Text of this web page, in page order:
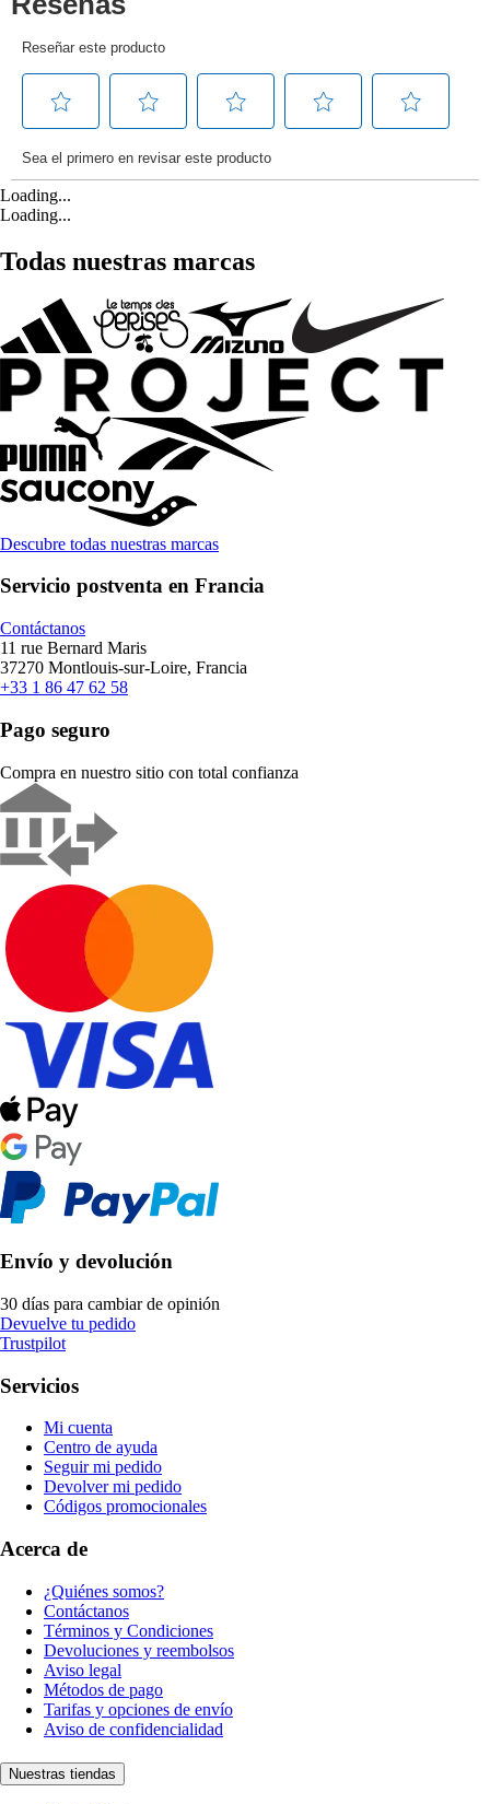
Loading...
Loading...
Todas nuestras marcas
Descubre todas nuestras marcas
Servicio postventa en Francia
Contáctanos
11 rue Bernard Maris
37270 Montlouis-sur-Loire, Francia
+33 1 86 47 62 58
Pago seguro
Compra en nuestro sitio con total confianza
Envío y devolución
30 días para cambiar de opinión
Devuelve tu pedido
Trustpilot
Servicios
Mi cuenta
Centro de ayuda
Seguir mi pedido
Devolver mi pedido
Códigos promocionales
Acerca de
¿Quiénes somos?
Contáctanos
Términos y Condiciones
Devoluciones y reembolsos
Aviso legal
Métodos de pago
Tarifas y opciones de envío
Aviso de confidencialidad
Nuestras tiendas